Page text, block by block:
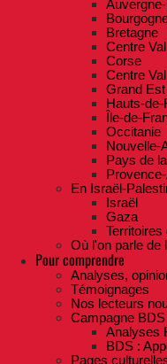
Bretagne
Centre
Corse
Centre
Grand Est
Hauts-de-
Île-de-
Occitanie
Nouvelle-
Pays de
En Israël-
Israël
Gaza
Territoires
Où l'on parle de
Pour comprendre
Analyses,
Témoignages
Nos lecteurs
Campagne BDS
Analyses
BDS :
Pages